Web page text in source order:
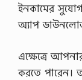
ইনকামের
অ্যাপ
এক্ষেত্রে
করতে পারেন।